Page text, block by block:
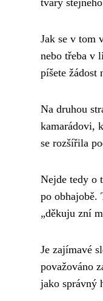
tvary
Jak se v tom
nebo třeba v
píšete žádost
Na druhou
kamarádovi,
se rozšířila
Nejde tedy o
po obhajobě.
„děkuju zní
Je zajímavé
považováno
jako správný